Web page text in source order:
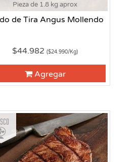
Pieza de 1.8 kg aprox
de Tira Angus Mollendo
$44.982($24.990/Kg)
Agregar